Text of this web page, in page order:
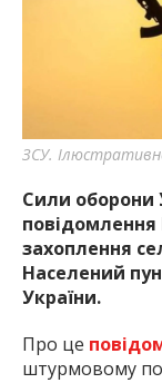
ЗСУ.
Сили оборони
повідомлення
захоплення
Населений
України.
Про це
штурмовому